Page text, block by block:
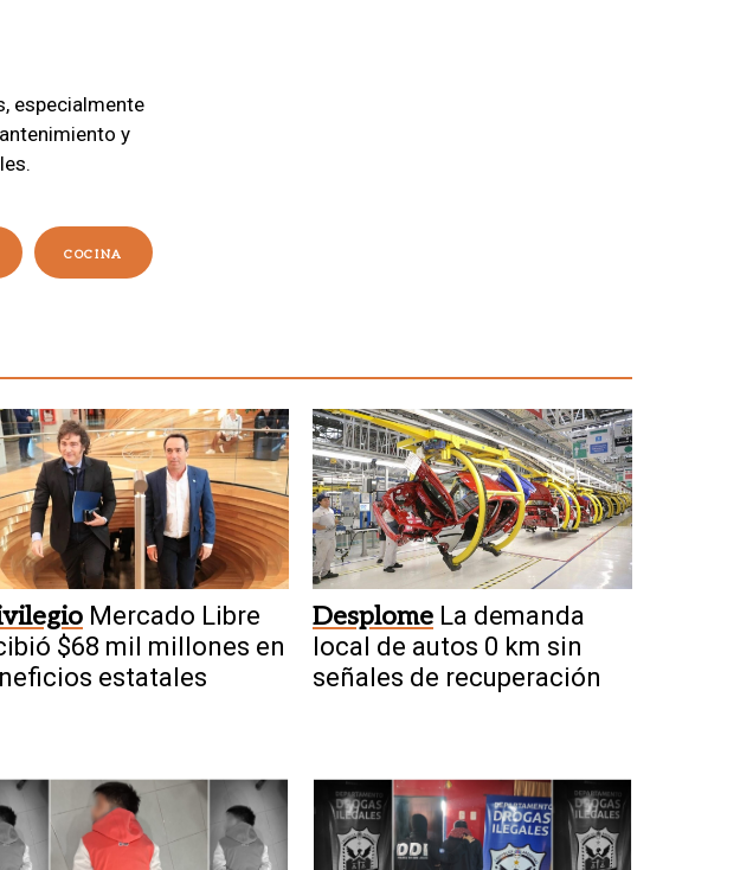
especialmente
y
COCINA
Mercado Libre
$68 mil millones en
estatales
Desplome La demanda
local de autos 0 km sin
señales de recuperación